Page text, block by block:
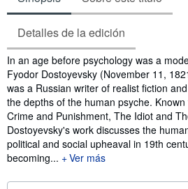
Detalles de la edición
Sinopsis
In an age before psychology was a
Fyodor Dostoyevsky (November 11,
was a Russian writer of realist fiction
the depths of the human psyche.
Crime and Punishment, The Idiot and
Dostoyevsky's work discusses the
political and social upheaval in 19th
becoming...
Ver más